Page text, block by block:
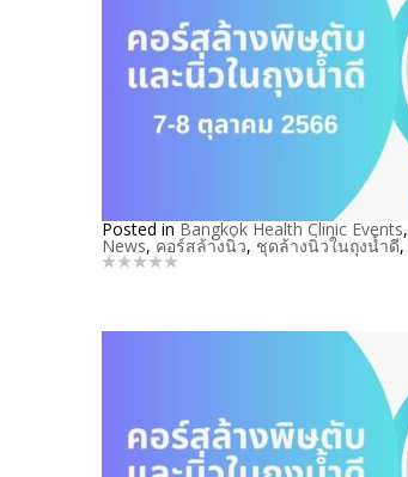
Posted inBangkok Health Clinic Events,
News, คอร์สล้างนิ่ว, ชุดล้างนิ่วในถุงน้ำดี,